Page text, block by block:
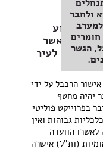
ולחבר
הגשר
למנוע
לאשר
הרכבל לעיר
הרכבל על ידי
יהיה מחטף
בפרוייקט פוליטי
גבוהות ואין
הוועדה
(ות"ל) אישרה